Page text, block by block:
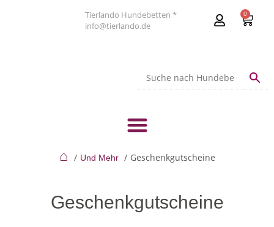
Tierlando Hundebetten *
info@tierlando.de
0
⌂ Und Mehr Geschenkgutscheine
Geschenkgutscheine